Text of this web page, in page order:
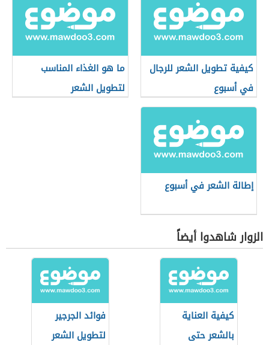
كيفية تطويل الشعر للرجال
في أسبوع
ما هو الغذاء المناسب
لتطويل الشعر
إطالة الشعر في أسبوع
الزوار شاهدوا أيضاً
كيفية العناية
بالشعر حتى
فوائد الجرجير
لتطويل الشعر